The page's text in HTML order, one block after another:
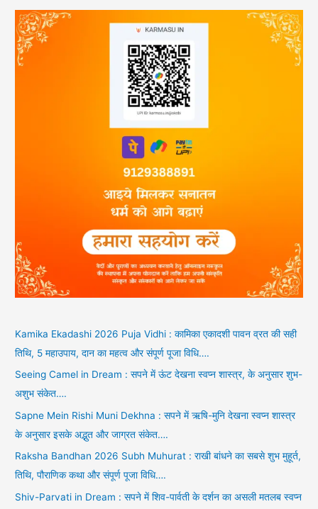
Kamika Ekadashi 2026 Puja Vidhi : कामिका एकादशी पावन व्रत की सही
तिथि, 5 महाउपाय, दान का महत्व और संपूर्ण पूजा विधि….
Seeing Camel in Dream : सपने में ऊंट देखना स्वप्न शास्त्र, के अनुसार शुभ-
अशुभ संकेत….
Sapne Mein Rishi Muni Dekhna : सपने में ऋषि-मुनि देखना स्वप्न शास्त्र
के अनुसार इसके अद्भुत और जाग्रत संकेत….
Raksha Bandhan 2026 Subh Muhurat : राखी बांधने का सबसे शुभ मुहूर्त,
तिथि, पौराणिक कथा और संपूर्ण पूजा विधि….
Shiv-Parvati in Dream : सपने में शिव-पार्वती के दर्शन का असली मतलब स्वप्न